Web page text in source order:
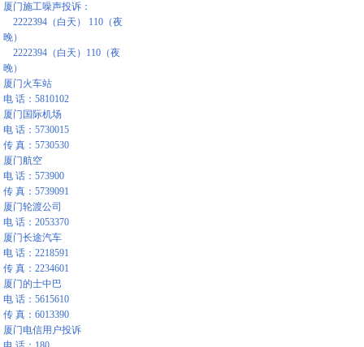
厦门施工噪声投诉：
2222394（白天） 110（夜
晚）
2222394（白天）110（夜
晚）
厦门火车站
电 话：5810102
厦门国际机场
电 话：5730015
传 真：5730530
厦门航空
电 话：573900
传 真：5739091
厦门轮渡公司
电 话：2053370
厦门长途汽车
电 话：2218591
传 真：2234601
厦门的士中巴
电 话：5615610
传 真：6013390
厦门电信用户投诉